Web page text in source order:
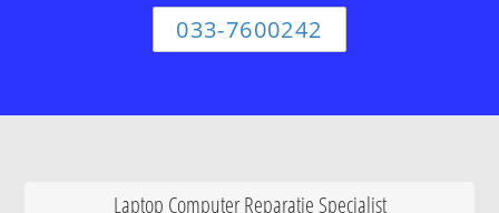
033-7600242
Laptop Computer Reparatie Specialist